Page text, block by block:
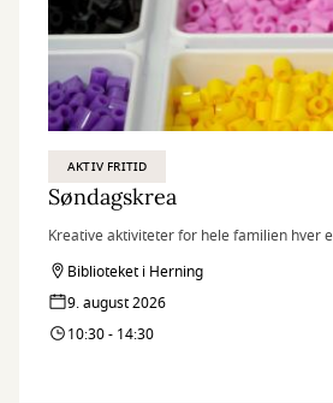
AKTIV FRITID
Søndagskrea
Kreative aktiviteter for hele familien hver
Biblioteket i Herning
9. august 2026
10:30 - 14:30